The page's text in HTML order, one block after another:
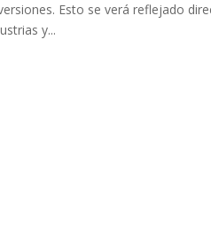
Esto se verá reflejado
y...